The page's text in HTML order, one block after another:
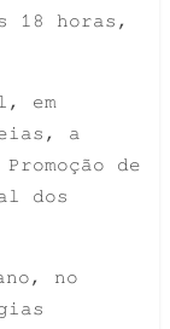
18 horas,
em
a
de
dos
no